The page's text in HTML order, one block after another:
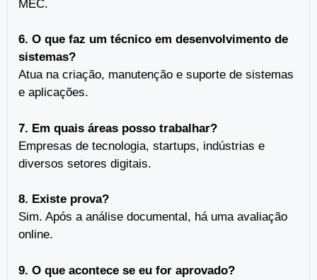
MEC.
6. O que faz um técnico em desenvolvimento de
sistemas?
Atua na criação, manutenção e suporte de sistemas
e aplicações.
7. Em quais áreas posso trabalhar?
Empresas de tecnologia, startups, indústrias e
diversos setores digitais.
8. Existe prova?
Sim. Após a análise documental, há uma avaliação
online.
9. O que acontece se eu for aprovado?